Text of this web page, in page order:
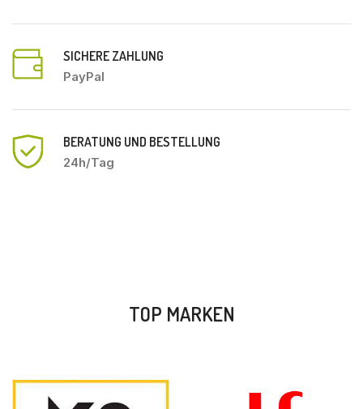
SICHERE ZAHLUNG
PayPal
BERATUNG UND BESTELLUNG
24h/Tag
TOP MARKEN